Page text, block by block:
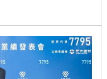
房價仍持續下探，連北